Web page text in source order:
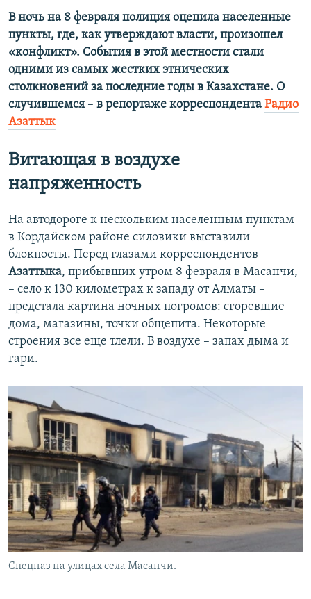
В ночь на 8 февраля полиция оцепила населенные
пункты, где, как утверждают власти, произошел
«конфликт». События в этой местности стали
одними из самых жестких этнических
столкновений за последние годы в Казахстане. О
случившемся – ​ в репортаже корреспондента Радио
Азаттык
Витающая в воздухе
напряженность
На автодороге к нескольким населенным пунктам
в Кордайском районе силовики выставили
блокпосты. Перед глазами корреспондентов
Азаттыка, прибывших утром 8 февраля в Масанчи,
– село к 130 километрах к западу от Алматы –
предстала картина ночных погромов: сгоревшие
дома, магазины, точки общепита. Некоторые
строения все еще тлели. В воздухе – запах дыма и
гари.
Спецназ на улицах села Масанчи.